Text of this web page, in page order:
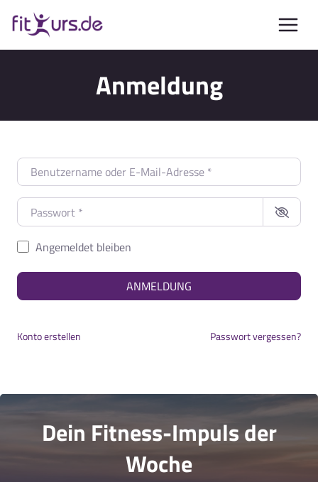
Inhalt
springen
Anmeldung
Benutzername oder E-Mail-Adresse
Passwort
Angemeldet bleiben
ANMELDUNG
Konto erstellen Passwort vergessen?
Dein Fitness-Impuls der
Woche